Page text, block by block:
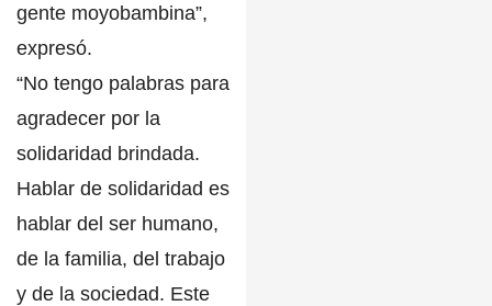
gente moyobambina”,
expresó.
“No tengo palabras para
agradecer por la
solidaridad brindada.
Hablar de solidaridad es
hablar del ser humano,
de la familia, del trabajo
y de la sociedad. Este